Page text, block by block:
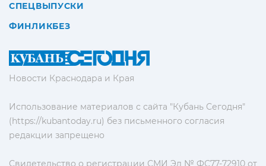
Новости Краснодара и Края
Использование материалов с сайта "Кубань Сегодня"
(https://kubantoday.ru) без письменного согласия
редакции запрещено
Свидетельство о регистрации СМИ Эл № ФС77-72910 от
СПЕЦВЫПУСКИ
ФИНЛИКБЕЗ